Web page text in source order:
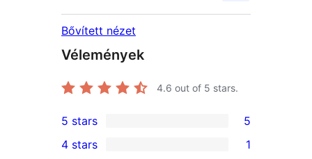
Bővített nézet
Vélemények
4.6 out of 5 stars.
5
5-
5 stars 5
4 stars 1